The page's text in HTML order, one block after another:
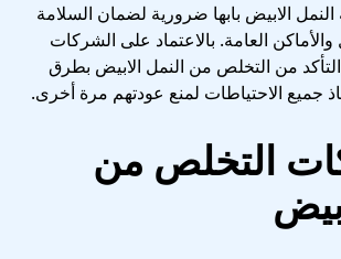
الابيض بابها ضرورية لضمان السلامة
العامة. بالاعتماد على الشركات
من التخلص من النمل الابيض بطرق
جميع الاحتياطات لمنع عودتهم مرة أخرى.
التخلص من